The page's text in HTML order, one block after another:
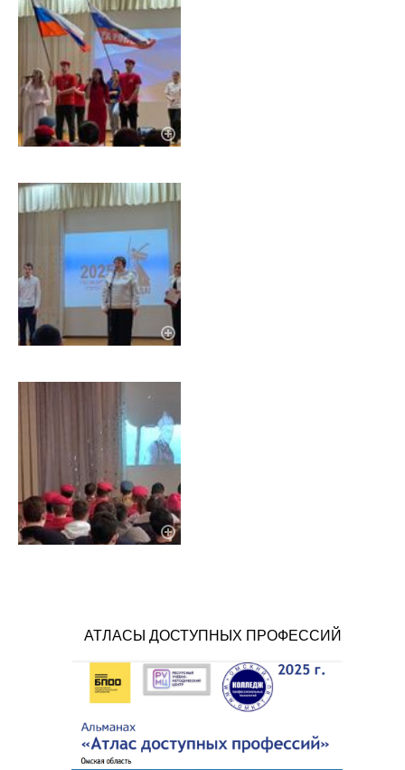
АТЛАСЫ ДОСТУПНЫХ ПРОФЕССИЙ